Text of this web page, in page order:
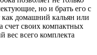
но и брать его с
домашний кальян или
счет своих компактных
вес всего комплекта